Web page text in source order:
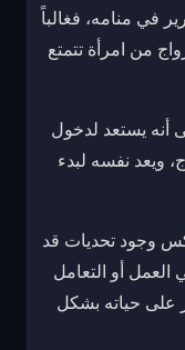
في منامه، فغالباً
من امرأة تتمتع
أنه يستعد لدخول
ويعد نفسه لبدء
وجود تحديات قد
أو التعامل
حياته بشكل